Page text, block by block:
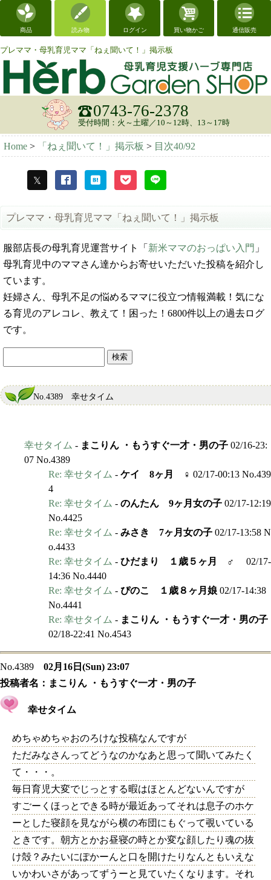
商品 読み物 ログイン 買い物かご 通信販売
プレママ・母乳育児ママ「ねぇ聞いて！」掲示板
0743-76-2378
受付時間：火～土曜／10～12時、13～17時
Home > 「ねぇ聞いて！」掲示板 > 目次40/92
プレママ・母乳育児ママ「ねぇ聞いて！」掲示板
服部店長の母乳育児運営サイト「 新米ママのおっぱい入門 」
母乳育児中のママさん達からお寄せいただいた投稿を紹介し
ています。
妊婦さん、母乳不足の悩めるママに役立つ情報満載！気にな
る育児のアレコレ、教えて！困った！6800件以上の過去ログ
です。
No.4389 幸せタイム
幸せタイム - まこりん ・もうすぐ一才・男の子 02/16-23:
07 No.4389
Re: 幸せタイム - ケイ 8ヶ月 ♀ 02/17-00:13 No.439
4
Re: 幸せタイム - のんたん 9ヶ月女の子 02/17-12:19
No.4425
Re: 幸せタイム - みさき 7ヶ月女の子 02/17-13:58 N
o.4433
Re: 幸せタイム - ひだまり １歳５ヶ月 ♂
02/17-
14:36 No.4440
Re: 幸せタイム - ぴのこ １歳８ヶ月娘 02/17-14:38
No.4441
Re: 幸せタイム - まこりん ・もうすぐ一才・男の子
02/18-22:41 No.4543
No.4389
02月16日(Sun) 23:07
投稿者名： まこりん ・もうすぐ一才・男の子
幸せタイム
めちゃめちゃおのろけな投稿なんですが
ただみなさんってどうなのかなあと思って聞いてみたく
て・・・。
毎日育児大変でじっとする暇はほとんどないんですが
すごーくほっとできる時が最近あってそれは息子のホケ
ーとした寝顔を見ながら横の布団にもぐって覗いている
ときです。朝方とかお昼寝の時とか変な顔したり魂の抜
け殻？みたいにぽかーんと口を開けたりなんともいえな
いかわいさがあってずうーと見ていたくなります。それ